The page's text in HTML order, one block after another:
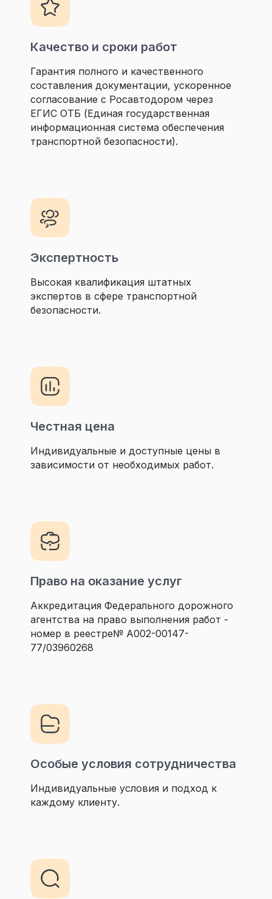
Качество и сроки работ
Гарантия полного и качественного
составления документации, ускоренное
согласование с Росавтодором через
ЕГИС ОТБ (Единая государственная
информационная система обеспечения
транспортной безопасности).
Экспертность
Высокая квалификация штатных
экспертов в сфере транспортной
безопасности.
Честная цена
Индивидуальные и доступные цены в
зависимости от необходимых работ.
Право на оказание услуг
Аккредитация Федерального дорожного
агентства на право выполнения работ -
номер в реестре№ А002-00147-
77/03960268
Особые условия сотрудничества
Индивидуальные условия и подход к
каждому клиенту.